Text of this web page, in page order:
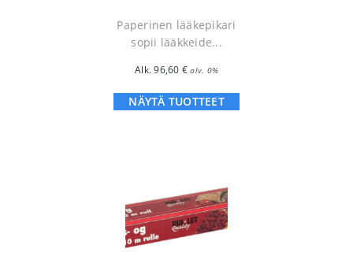
Paperinen lääkepikari
sopii lääkkeide...
Alk.96,60 € alv. 0%
NÄYTÄ TUOTTEET